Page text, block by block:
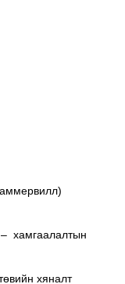
хамгаалалтын
хяналт